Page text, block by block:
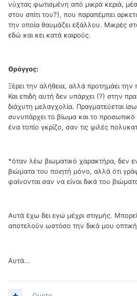
νύχτας φωτισμένη από μικρά κεριά,
στου σπίτι του?), που παραπέμπει
την οποία θαυμάζει εξάλλου. Μικρές
εδώ και κει κατά καιρούς.
Θρόγγος:
Ξέρει την αλήθεια, αλλά προτημάει την
Και επιδή αυτή δεν υπάρχει (?) στην
διάχυτη μελαγχολία. Πραγματεύεται
συνυπάρχει το βίωμα και το προσωπικό
ένα τοπίο γκρίζο, σαν τις ψιλές
*όταν λέω βιωματικό χαρακτήρα, δεν
βιώματα του ποιητή μόνο, αλλά ότι
φαίνονται σαν να είναι δικά του
Αυτά έχω δει εγώ μέχρι στιγμής.
αποτελούν ωστόσο την δικά μου
Αυτά...